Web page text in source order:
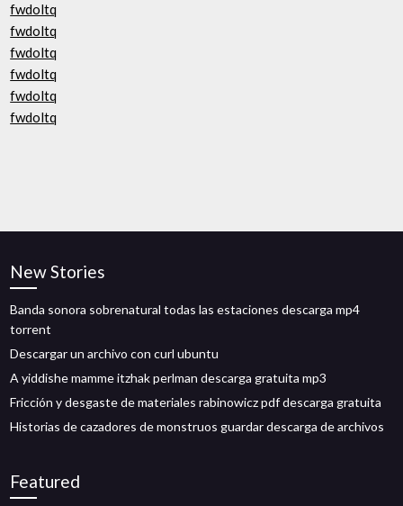
fwdoltq
fwdoltq
fwdoltq
fwdoltq
fwdoltq
fwdoltq
New Stories
Banda sonora sobrenatural todas las estaciones descarga mp4
torrent
Descargar un archivo con curl ubuntu
A yiddishe mamme itzhak perlman descarga gratuita mp3
Fricción y desgaste de materiales rabinowicz pdf descarga gratuita
Historias de cazadores de monstruos guardar descarga de archivos
Featured